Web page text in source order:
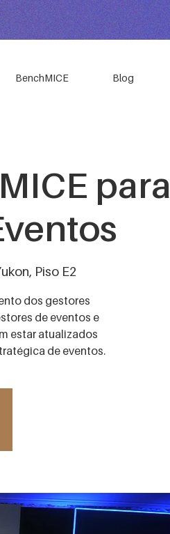
BenchMICE Blog
para
Piso E2
dos gestores
de eventos e
estar atualizados
de eventos.